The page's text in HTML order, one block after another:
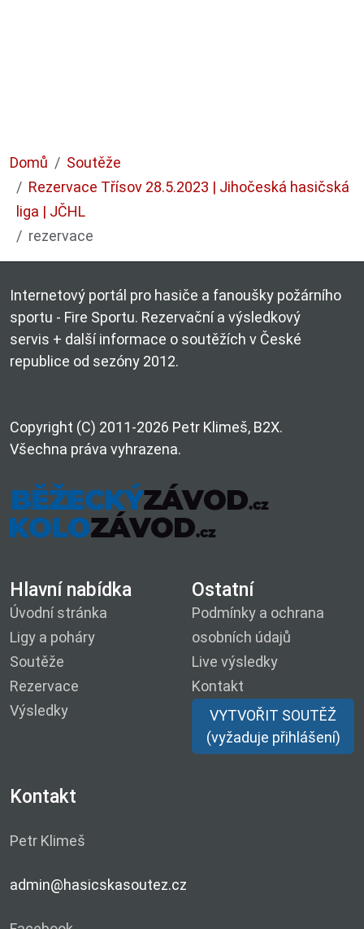
Domů
Soutěže
Rezervace Třísov 28.5.2023 | Jihočeská hasičská
liga | JČHL
rezervace
Internetový portál pro hasiče a fanoušky požárního
sportu - Fire Sportu. Rezervační a výsledkový
servis + další informace o soutěžích v České
republice od sezóny 2012.
Copyright (C) 2011-2026 Petr Klimeš, B2X.
Všechna práva vyhrazena.
Hlavní nabídka
Úvodní stránka
Ligy a poháry
Soutěže
Rezervace
Výsledky
Ostatní
Podmínky a ochrana
osobních údajů
Live výsledky
Kontakt
VYTVOŘIT SOUTĚŽ
(vyžaduje přihlášení)
Kontakt
Petr Klimeš
admin@hasicskasoutez.cz